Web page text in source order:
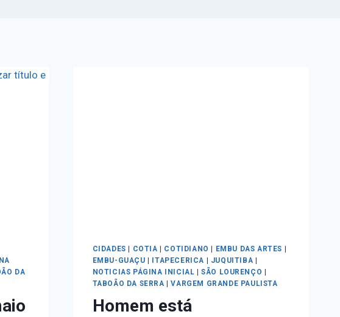
DA
CIDADES COTIA COTIDIANO EMBU DAS ARTES
EMBU-GUAÇU
ITAPECERICA JUQUITIBA
NOTICIAS PÁGINA INICIAL |SÃO LOURENÇO
TABOÃO DA SERRA |VARGEM GRANDE PAULISTA
Homem está